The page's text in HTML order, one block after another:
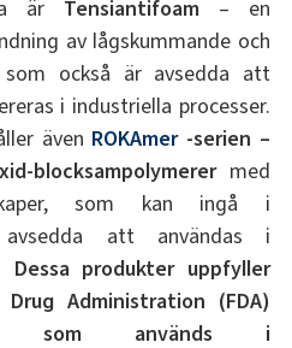
är Tensiantifoam – en
av lågskummande och
som också är avsedda att
i industriella processer.
även ROKAmer-serien –
blocksampolymerermed
som kan ingå i
avsedda att användas i
Dessa produkter uppfyller
Administration (FDA)
som används i